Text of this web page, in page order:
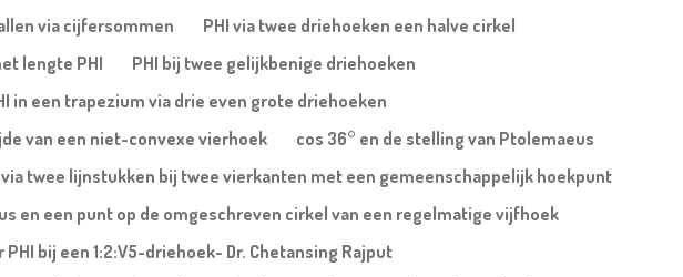
via cijfersommen
PHI via twee driehoeken een halve cirkel
lengte PHI
PHI bij twee gelijkbenige driehoeken
in een trapezium via drie even grote driehoeken
van een niet-convexe vierhoek
cos 36° en de stelling van Ptolemaeus
via twee lijnstukken bij twee vierkanten met een gemeenschappelijk hoekpunt
en een punt op de omgeschreven cirkel van een regelmatige vijfhoek
bij een 1:2:V5-driehoek- Dr. Chetansing Rajput